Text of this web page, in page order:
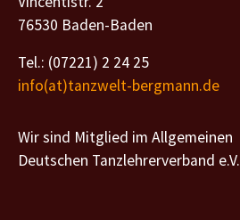
76530 Baden-Baden
Tel.: (07221) 2 24 25
info(at)tanzwelt-bergmann.de
Wir sind Mitglied im Allgemeinen
Deutschen Tanzlehrerverband e.V.